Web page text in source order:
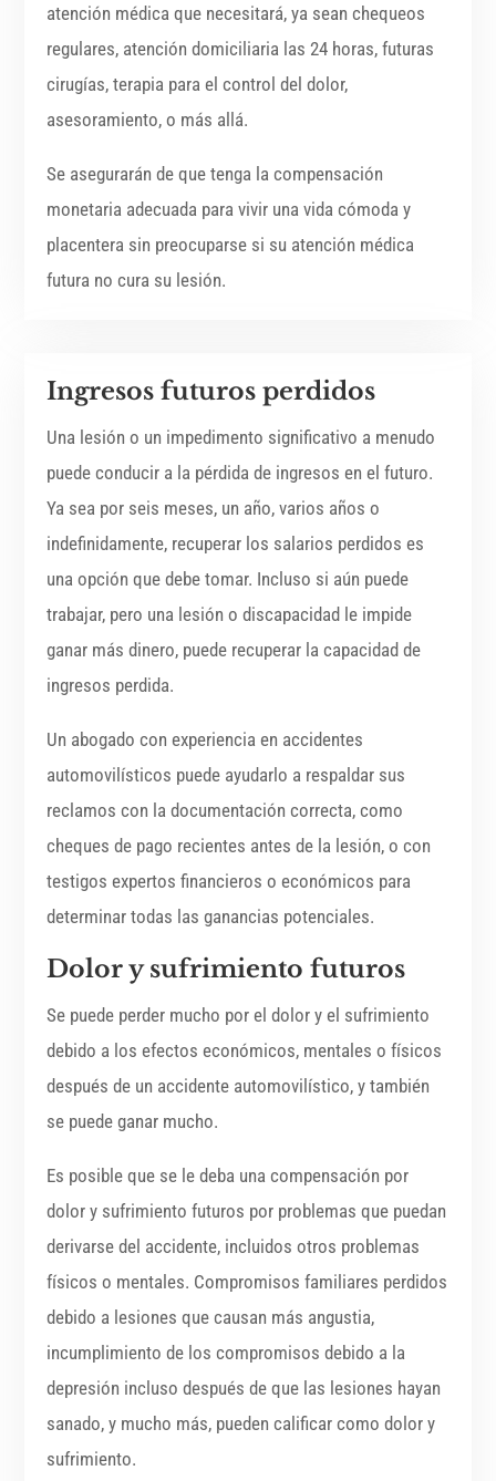
atención médica que necesitará, ya sean chequeos
regulares, atención domiciliaria las 24 horas, futuras
cirugías, terapia para el control del dolor,
asesoramiento, o más allá.
Se asegurarán de que tenga la compensación
monetaria adecuada para vivir una vida cómoda y
placentera sin preocuparse si su atención médica
futura no cura su lesión.
Ingresos futuros perdidos
Una lesión o un impedimento significativo a menudo
puede conducir a la pérdida de ingresos en el futuro.
Ya sea por seis meses, un año, varios años o
indefinidamente, recuperar los salarios perdidos es
una opción que debe tomar. Incluso si aún puede
trabajar, pero una lesión o discapacidad le impide
ganar más dinero, puede recuperar la capacidad de
ingresos perdida.
Un abogado con experiencia en accidentes
automovilísticos puede ayudarlo a respaldar sus
reclamos con la documentación correcta, como
cheques de pago recientes antes de la lesión, o con
testigos expertos financieros o económicos para
determinar todas las ganancias potenciales.
Dolor y sufrimiento futuros
Se puede perder mucho por el dolor y el sufrimiento
debido a los efectos económicos, mentales o físicos
después de un accidente automovilístico, y también
se puede ganar mucho.
Es posible que se le deba una compensación por
dolor y sufrimiento futuros por problemas que puedan
derivarse del accidente, incluidos otros problemas
físicos o mentales. Compromisos familiares perdidos
debido a lesiones que causan más angustia,
incumplimiento de los compromisos debido a la
depresión incluso después de que las lesiones hayan
sanado, y mucho más, pueden calificar como dolor y
sufrimiento.